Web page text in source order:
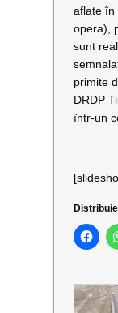
aflate în
opera),
sunt
primite
DRDP
într-un